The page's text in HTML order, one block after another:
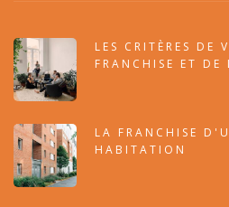
LES CRITÈRES DE
FRANCHISE ET DE
LA FRANCHISE
HABITATION